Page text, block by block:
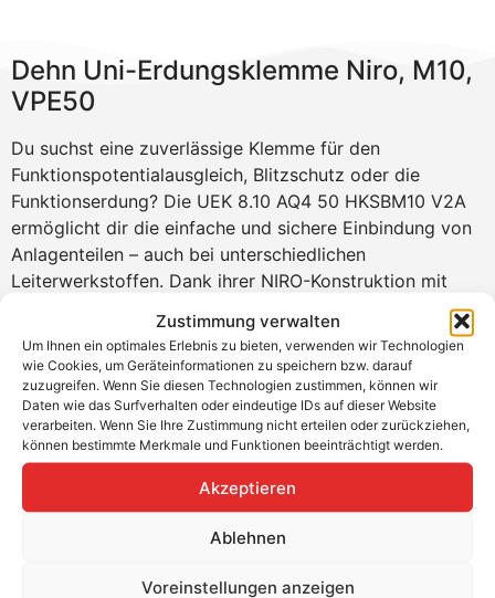
Zustimmung verwalten
Um Ihnen ein optimales Erlebnis zu bieten, verwenden wir Technologien
wie Cookies, um Geräteinformationen zu speichern bzw. darauf
zuzugreifen. Wenn Sie diesen Technologien zustimmen, können wir
Daten wie das Surfverhalten oder eindeutige IDs auf dieser Website
verarbeiten. Wenn Sie Ihre Zustimmung nicht erteilen oder zurückziehen,
können bestimmte Merkmale und Funktionen beeinträchtigt werden.
Akzeptieren
Ablehnen
Voreinstellungen anzeigen
Dehn Uni-Erdungsklemme Niro, M10,
VPE50
Du suchst eine zuverlässige Klemme für den
Funktionspotentialausgleich, Blitzschutz oder die
Funktionserdung? Die UEK 8.10 AQ4 50 HKSBM10 V2A
ermöglicht dir die einfache und sichere Einbindung von
Anlagenteilen – auch bei unterschiedlichen
Leiterwerkstoffen. Dank ihrer NIRO-Konstruktion mit
Kontaktplatte schützt sie vor Kontaktkorrosion und lässt
sich mit Hammerkopfschraube und Sperrzahnmutter
schnell und stabil montieren – ideal für alle gängigen
Montagesysteme.
Produktvorteile
Leiterwerkstoffen
Schnelle Montage durch Hammerkopfschraube